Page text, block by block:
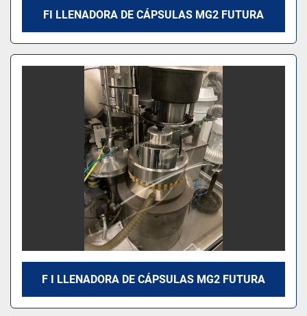
FI LLENADORA DE CÁPSULAS MG2 FUTURA
F I LLENADORA DE CÁPSULAS MG2 FUTURA